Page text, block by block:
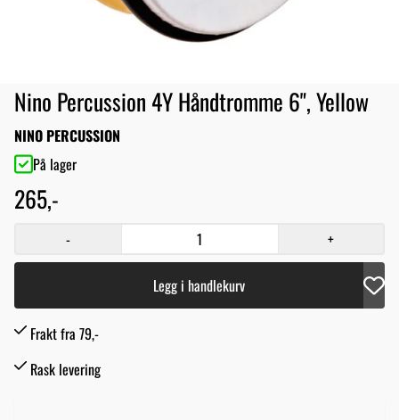
Nino Percussion 4Y Håndtromme 6", Yellow
NINO PERCUSSION
På lager
265,-
- +
Legg i handlekurv
Frakt fra 79,-
Rask levering